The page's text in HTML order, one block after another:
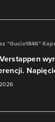
"Gucio1846"